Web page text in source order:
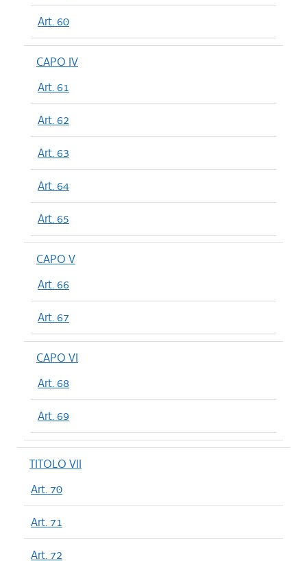
Art. 60
CAPO IV
Art. 61
Art. 62
Art. 63
Art. 64
Art. 65
CAPO V
Art. 66
Art. 67
CAPO VI
Art. 68
Art. 69
TITOLO VII
Art. 70
Art. 71
Art. 72